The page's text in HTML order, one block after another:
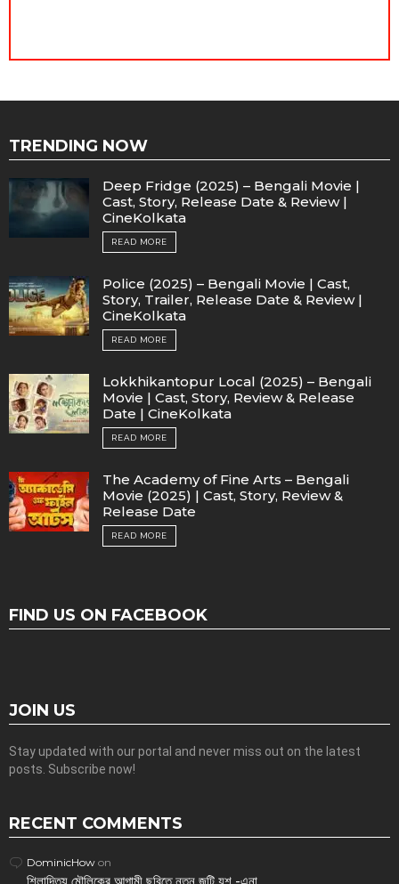
TRENDING NOW
Deep Fridge (2025) – Bengali Movie |
Cast, Story, Release Date & Review |
CineKolkata
READ MORE
Police (2025) – Bengali Movie | Cast,
Story, Trailer, Release Date & Review |
CineKolkata
READ MORE
Lokkhikantopur Local (2025) – Bengali
Movie | Cast, Story, Review & Release
Date | CineKolkata
READ MORE
The Academy of Fine Arts – Bengali
Movie (2025) | Cast, Story, Review &
Release Date
READ MORE
FIND US ON FACEBOOK
JOIN US
Stay updated with our portal and never miss out on the latest
posts. Subscribe now!
RECENT COMMENTS
DominicHow on